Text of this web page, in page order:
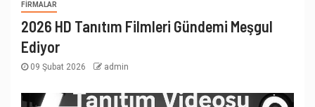
FIRMALAR
2026 HD Tanıtım Filmleri Gündemi Meşgul
Ediyor
09 Şubat 2026 admin